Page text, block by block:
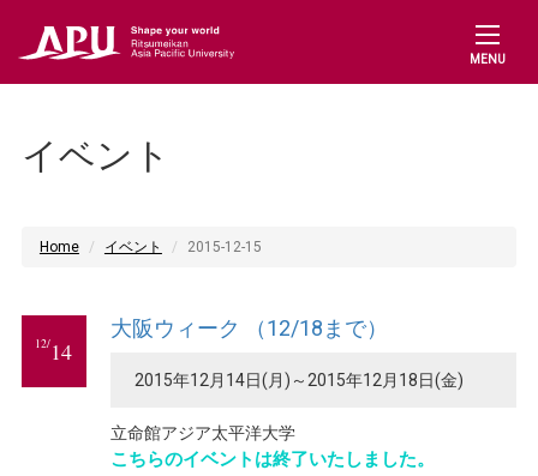
MENU
イベント
Home イベント 2015-12-15
12/14
大阪ウィーク （12/18まで）
2015年12月14日(月)～2015年12月18日(金)
立命館アジア太平洋大学
こちらのイベントは終了いたしました。